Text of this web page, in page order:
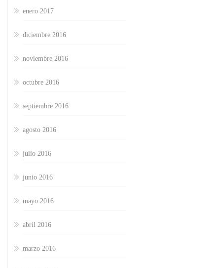
enero 2017
diciembre 2016
noviembre 2016
octubre 2016
septiembre 2016
agosto 2016
julio 2016
junio 2016
mayo 2016
abril 2016
marzo 2016